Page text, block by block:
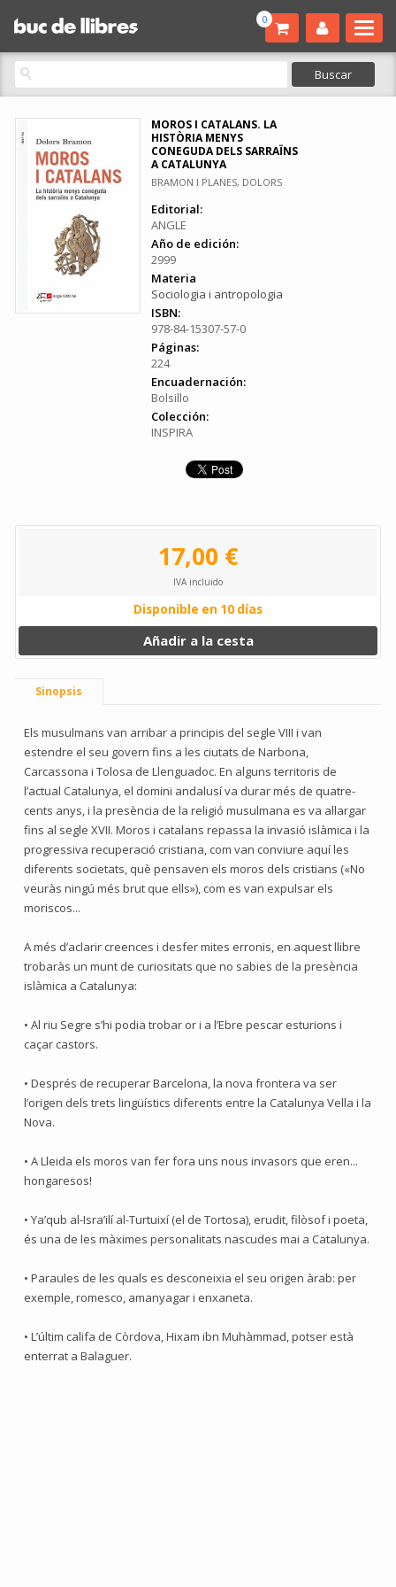
0
MOROS I CATALANS. LA
HISTÒRIA MENYS
CONEGUDA DELS SARRAÏNS
A CATALUNYA
BRAMON I PLANES, DOLORS
Editorial:
ANGLE
Año de edición:
2999
Materia
Sociologia i antropologia
ISBN:
978-84-15307-57-0
Páginas:
224
Encuadernación:
Bolsillo
Colección:
INSPIRA
17,00 €
IVA incluido
Disponible en 10 días
Añadir a la cesta
Sinopsis
Els musulmans van arribar a principis del segle VIII i van
estendre el seu govern fins a les ciutats de Narbona,
Carcassona i Tolosa de Llenguadoc. En alguns territoris de
l’actual Catalunya, el domini andalusí va durar més de quatre-
cents anys, i la presència de la religió musulmana es va allargar
fins al segle XVII. Moros i catalans repassa la invasió islàmica i la
progressiva recuperació cristiana, com van conviure aquí les
diferents societats, què pensaven els moros dels cristians («No
veuràs ningú més brut que ells»), com es van expulsar els
moriscos...
A més d’aclarir creences i desfer mites erronis, en aquest llibre
trobaràs un munt de curiositats que no sabies de la presència
islàmica a Catalunya:
• Al riu Segre s’hi podia trobar or i a l’Ebre pescar esturions i
caçar castors.
• Després de recuperar Barcelona, la nova frontera va ser
l’origen dels trets lingüístics diferents entre la Catalunya Vella i la
Nova.
• A Lleida els moros van fer fora uns nous invasors que eren...
hongaresos!
• Ya’qub al-Isra’ilí al-Turtuixí (el de Tortosa), erudit, filòsof i poeta,
és una de les màximes personalitats nascudes mai a Catalunya.
• Paraules de les quals es desconeixia el seu origen àrab: per
exemple, romesco, amanyagar i enxaneta.
• L’últim califa de Còrdova, Hixam ibn Muhàmmad, potser està
enterrat a Balaguer.